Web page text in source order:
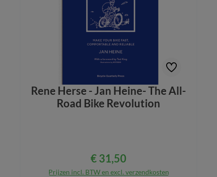
Rene Herse - Jan Heine- The All-
Road Bike Revolution
Normale prijs:
€ 31,50
Prijzen incl. BTW en excl. verzendkosten